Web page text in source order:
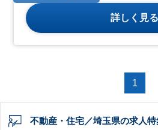
詳しく見る
1
不動産・住宅／埼玉県の求人